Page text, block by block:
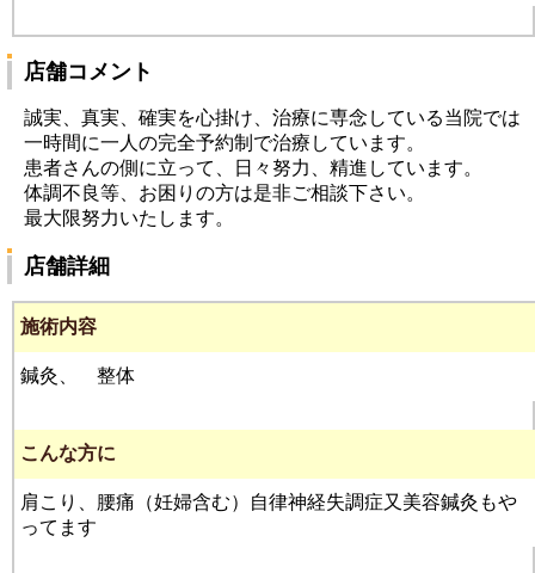
店舗コメント
誠実、真実、確実を心掛け、治療に専念している当院では
一時間に一人の完全予約制で治療しています。
患者さんの側に立って、日々努力、精進しています。
体調不良等、お困りの方は是非ご相談下さい。
最大限努力いたします。
店舗詳細
施術内容
鍼灸、 整体
こんな方に
肩こり、腰痛（妊婦含む）自律神経失調症又美容鍼灸もや
ってます